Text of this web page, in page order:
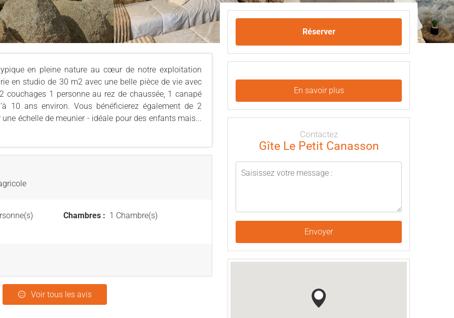
en pleine nature au cœur de notre exploitation
en studio de 30 m2 avec une belle pièce de vie avec
couchages 1 personne au rez de chaussée, 1 canapé
10 ans environ. Vous bénéficierez également de 2
échelle de meunier - idéale pour des enfants mais...
Chambres : 1 Chambre(s)
Voir tous les avis
Réserver
En savoir plus
Contactez
Gîte Le Petit Canasson
Envoyer